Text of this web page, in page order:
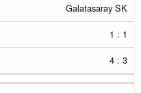
Galatasaray SK
1 : 1
4 : 3